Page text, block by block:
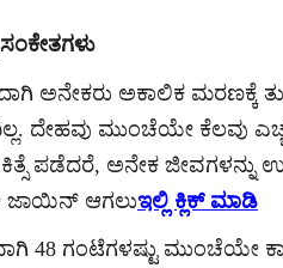
ಅಕಾಲಿಕ ಮರಣಕ್ಕೆ
ದೇಹವು ಮುಂಚೆಯೇ ಕೆಲವು
ಪಡೆದರೆ, ಅನೇಕ ಜೀವಗಳನ್ನು
ಜಾಯಿನ್ ಆಗಲುಇಲ್ಲಿ ಕ್ಲಿಕ್ ಮಾಡಿ
48 ಗಂಟೆಗಳಷ್ಟು ಮುಂಚೆಯೇ